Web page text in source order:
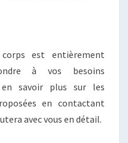
est entièrement
à vos besoins
en savoir plus sur les
en contactant
avec vous en détail.